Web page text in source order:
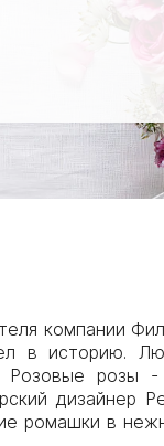
компании
в историю.
розы -
дизайнер
ромашки в